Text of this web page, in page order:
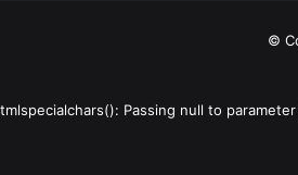
©
Passing null to